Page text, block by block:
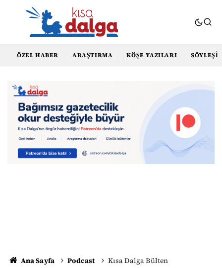
ÖZEL HABER ARAŞTIRMA KÖŞE YAZILARI SÖYLEŞI
Ana Sayfa Podcast Kısa Dalga Bülten